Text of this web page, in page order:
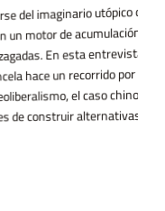
utópico de la
mientras
entrevista, el
por el vínculo
caso chino como espejo
alternativas tecnológicas